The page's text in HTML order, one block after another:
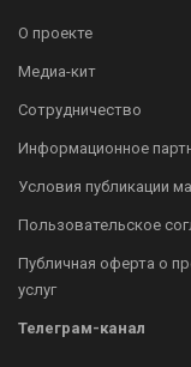
О проекте
Медиа-кит
Сотрудничество
Информационное
Условия публикации
Пользовательское
Публичная оферта о
услуг
Телеграм-канал